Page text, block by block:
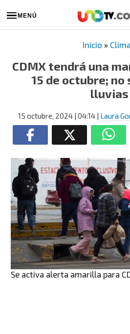
MENÚ
Inicio » Clima
CDMX tendrá una
15 de octubre; no
lluvias
15 octubre, 2024 | 04:14 | Laura
Se activa alerta amarilla para